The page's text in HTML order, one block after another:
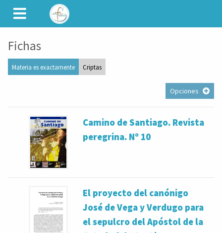
CAMINET
Fichas
Materia es exactamente Criptas
Opciones
Camino de Santiago. Revista
peregrina. Nº 10
El proyecto del canónigo
José de Vega y Verdugo para
el sepulcro del Apóstol de la